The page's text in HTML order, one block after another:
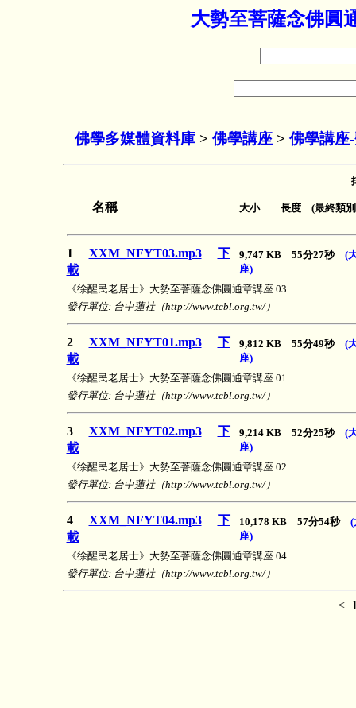
大勢至菩薩念佛圓
佛學多媒體資料庫> 佛學講座> 佛學講座
名稱 大小 長度 (最終類
1 XXM_NFYT03.mp3
下
載
9,747 KB 55分27秒 (
座)
《徐醒民老居士》大勢至菩薩念佛圓通章講座 03
發行單位: 台中蓮社（http://www.tcbl.org.tw/）
2 XXM_NFYT01.mp3
下
載
9,812 KB 55分49秒 (
座)
《徐醒民老居士》大勢至菩薩念佛圓通章講座 01
發行單位: 台中蓮社（http://www.tcbl.org.tw/）
3 XXM_NFYT02.mp3
下
載
9,214 KB 52分25秒 (
座)
《徐醒民老居士》大勢至菩薩念佛圓通章講座 02
發行單位: 台中蓮社（http://www.tcbl.org.tw/）
4 XXM_NFYT04.mp3
下
載
10,178 KB 57分54秒 (
座)
《徐醒民老居士》大勢至菩薩念佛圓通章講座 04
發行單位: 台中蓮社（http://www.tcbl.org.tw/）
<